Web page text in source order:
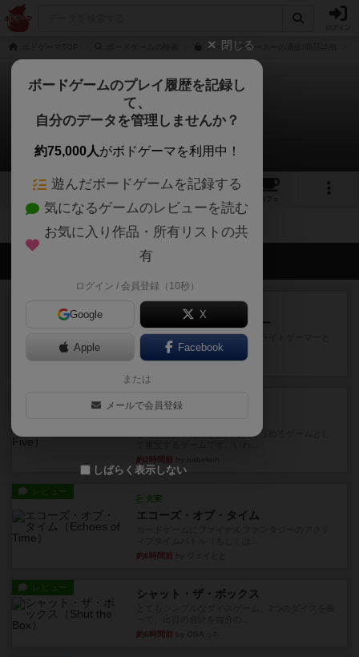
ノーラックポーカーの通販/商品詳細
ノーラックポーカー
拡張/関連作品 0件
1 2
カフェ
会員の新しい投稿
アンダー・ザ・テーブラー
笑えるバカゲームを集めているライトゲーマーと
してのレビューです。正体隠...
23分前by toyota
充実
とにかくお手軽にすき間時間をうめるゲームとし
約2時間前
レビュー
充実
エコーズ・オブ・タイム
約6時間前
レビュー シャット・ザ・ボックス
約6時間前
閉じる
ボードゲームのプレイ履歴を記録し
て、
自分のデータを管理しませんか？
約75,000人がボドゲーマを利用中！
遊んだボードゲームを記録する
気になるゲームのレビューを読む
お気に入り作品・所有リストの共
有
ログイン / 会員登録（10秒）
Google X
Apple Facebook
または
メールで会員登録
しばらく表示しない